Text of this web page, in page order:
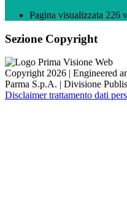
Pagina visualizzata 226
Sezione Copyright
Copyright 2026 | Engineered
Parma S.p.A. | Divisione
Disclaimer trattamento dati